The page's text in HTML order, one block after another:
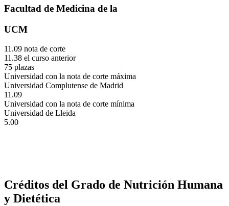
Facultad de Medicina de la
UCM
11.09 nota de corte
11.38 el curso anterior
75 plazas
Universidad con la nota de corte máxima
Universidad Complutense de Madrid
11.09
Universidad con la nota de corte mínima
Universidad de Lleida
5.00
Créditos del Grado de Nutrición Humana
y Dietética